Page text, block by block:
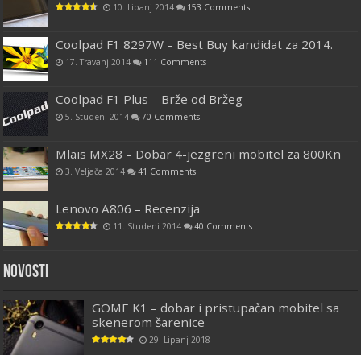
10. Lipanj 2014 153 Comments
Coolpad F1 8297W – Best Buy kandidat za 2014.
17. Travanj 2014 111 Comments
Coolpad F1 Plus – Brže od Bržeg
5. Studeni 2014 70 Comments
Mlais MX28 – Dobar 4-jezgreni mobitel za 800Kn
3. Veljača 2014 41 Comments
Lenovo A806 – Recenzija
11. Studeni 2014 40 Comments
Novosti
GOME K1 – dobar i pristupačan mobitel sa
skenerom šarenice
29. Lipanj 2018